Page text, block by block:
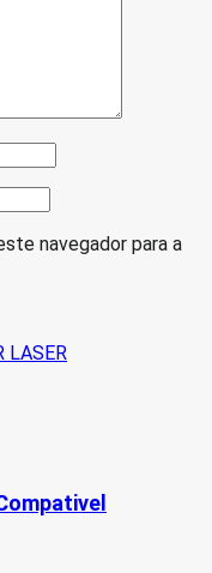
navegador para a
LASER